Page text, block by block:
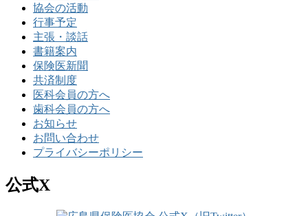
協会の活動
行事予定
主張・談話
書籍案内
保険医新聞
共済制度
医科会員の方へ
歯科会員の方へ
お知らせ
お問い合わせ
プライバシーポリシー
公式X